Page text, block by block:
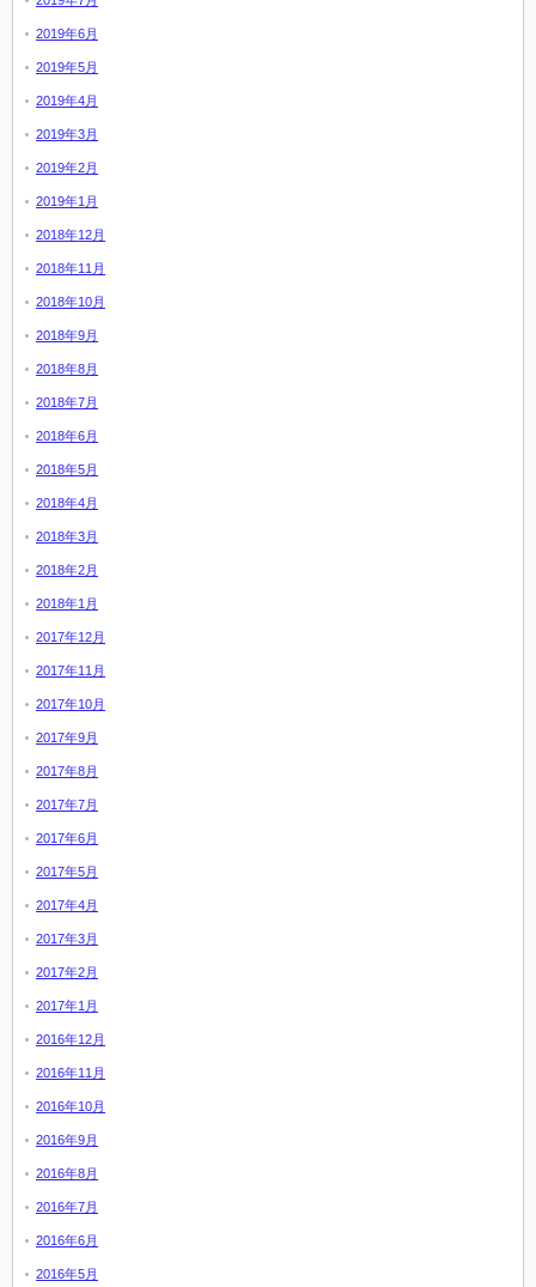
2019年6月
2019年5月
2019年4月
2019年3月
2019年2月
2019年1月
2018年12月
2018年11月
2018年10月
2018年9月
2018年8月
2018年7月
2018年6月
2018年5月
2018年4月
2018年3月
2018年2月
2018年1月
2017年12月
2017年11月
2017年10月
2017年9月
2017年8月
2017年7月
2017年6月
2017年5月
2017年4月
2017年3月
2017年2月
2017年1月
2016年12月
2016年11月
2016年10月
2016年9月
2016年8月
2016年7月
2016年6月
2016年5月